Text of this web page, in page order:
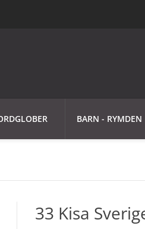
BARN - RYMDEN
33 Kisa